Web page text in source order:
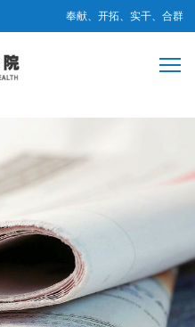
奉献、开拓、实干、合群